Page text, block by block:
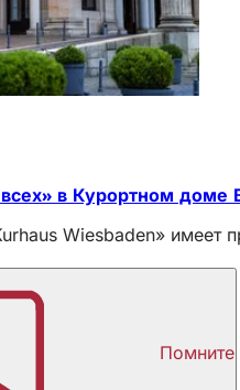
в Курортном доме
Wiesbaden» имеет
Помните